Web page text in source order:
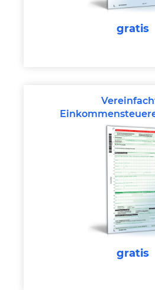
gratis
Mantelbogen
gratis